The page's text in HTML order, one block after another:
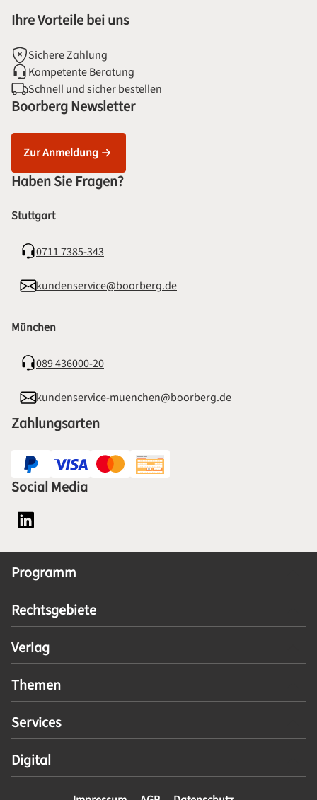
Ihre Vorteile bei uns
Sichere Zahlung
Kompetente Beratung
Schnell und sicher bestellen
Boorberg Newsletter
Zur Anmeldung
Haben Sie Fragen?
Stuttgart
0711 7385-343
kundenservice@boorberg.de
München
089 436000-20
kundenservice-muenchen@boorberg.de
Zahlungsarten
Social Media
Social Media Plattform LinkedIn
Programm
Rechtsgebiete
Verlag
Themen
Services
Digital